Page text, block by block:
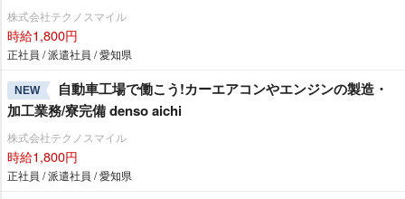
株式会社テクノスマイル
時給1,800円
正社員 / 派遣社員 / 愛知県
NEW
自動車工場で働こう!カーエアコンやエンジンの製造・
加工業務/寮完備 denso aichi
株式会社テクノスマイル
時給1,800円
正社員 / 派遣社員 / 愛知県